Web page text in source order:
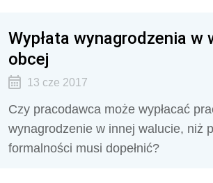
Wypłata wynagrodzenia w
obcej
13 cze 2017
Czy pracodawca może wypłacać
wynagrodzenie w innej walucie, niż
formalności musi dopełnić?